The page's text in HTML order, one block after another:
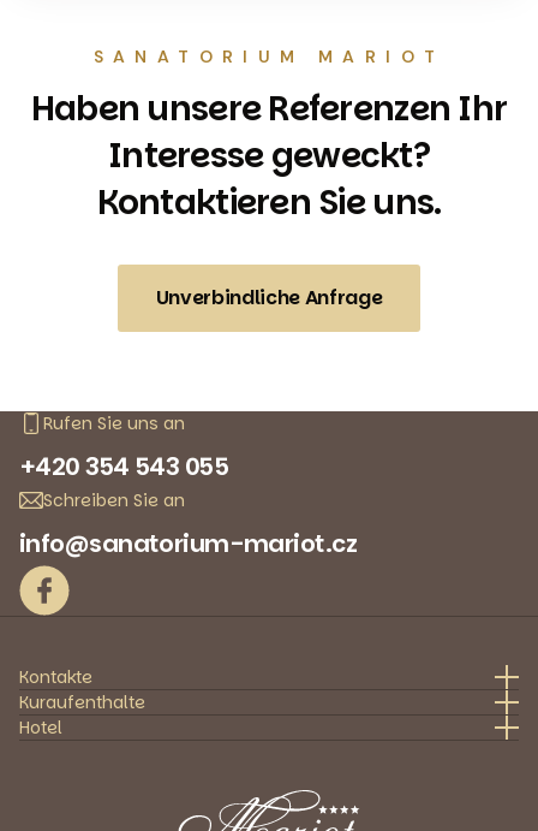
SANATORIUM MARIOT
Haben unsere Referenzen Ihr
Interesse geweckt?
Kontaktieren Sie uns.
Unverbindliche Anfrage
Rufen Sie uns an
+420 354 543 055
Schreiben Sie an
info@sanatorium-mariot.cz
Kontakte
Kuraufenthalte
Hotel